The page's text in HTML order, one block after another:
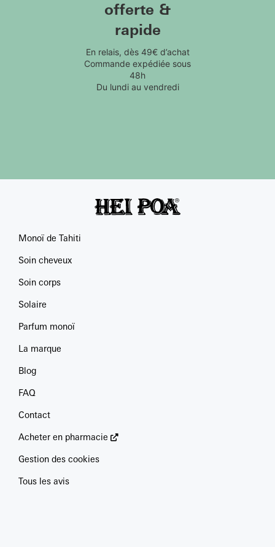
offerte &
rapide
En relais, dès 49€ d’achat
Commande expédiée sous
48h
Du lundi au vendredi
Monoï de Tahiti
Soin cheveux
Soin corps
Solaire
Parfum monoï
La marque
Blog
FAQ
Contact
Acheter en pharmacie
Gestion des cookies
Tous les avis